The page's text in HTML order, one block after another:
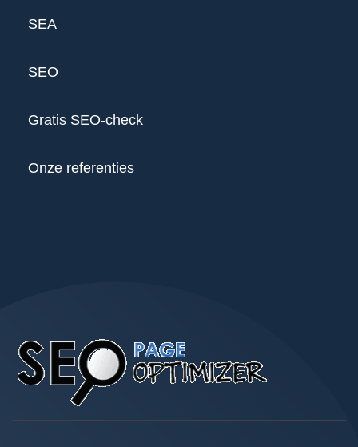
SEA
SEO
Gratis SEO-check
Onze referenties